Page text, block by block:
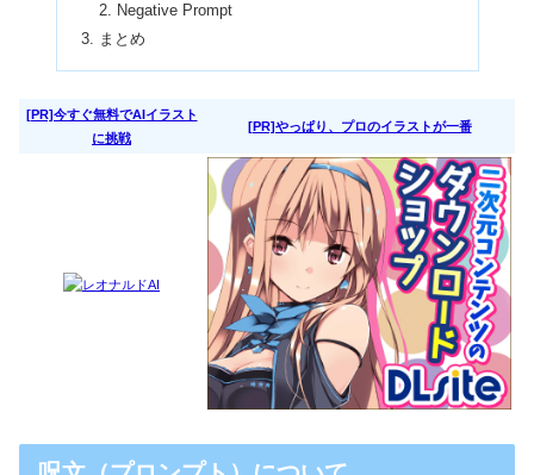
Negative Prompt
まとめ
[PR]今すぐ無料でAIイラスト
に挑戦
[PR]やっぱり、プロのイラストが一番